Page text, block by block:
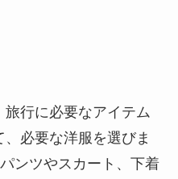
行に必要なアイテム
必要な洋服を選びま
ンツやスカート、下着